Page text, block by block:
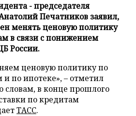
- председателя
Печатников заявил,
менять ценовую политику
в связи с понижением
России.
ценовую политику по
по ипотеке», – отметил
словам, в конце прошлого
по кредитам
ТАСС.